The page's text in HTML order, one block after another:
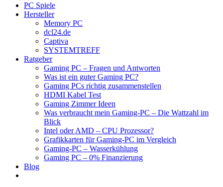
PC Spiele
Hersteller
Memory PC
dcl24.de
Captiva
SYSTEMTREFF
Ratgeber
Gaming PC – Fragen und Antworten
Was ist ein guter Gaming PC?
Gaming PCs richtig zusammenstellen
HDMI Kabel Test
Gaming Zimmer Ideen
Was verbraucht mein Gaming-PC – Die Wattzahl im
Blick
Intel oder AMD – CPU Prozessor?
Grafikkarten für Gaming-PC im Vergleich
Gaming-PC – Wasserkühlung
Gaming PC – 0% Finanzierung
Blog